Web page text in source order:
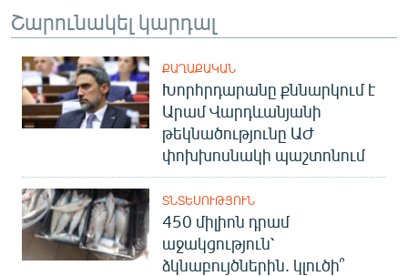
«Ազատության» բոլոր կայքերը
Շարունակել կարդալ
ՔԱՂԱՔԱԿԱՆ
Խորհրդարանը քննարկում է
Արամ Վարդևանյանի
թեկնածությունը ԱԺ
փոխխոսնակի պաշտոնում
ՏՆՏԵՍՈՒԹՅՈՒՆ
450 միլիոն դրամ
աջակցություն՝
ձկնաբույծներին. կլուծի՞